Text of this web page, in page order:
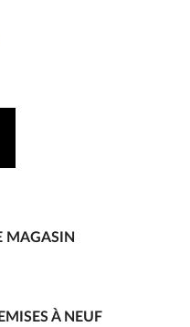
MAGASIN
À NEUF